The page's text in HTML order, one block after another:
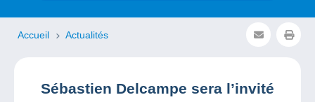
Accueil Actualités
Sébastien Delcampe sera l’invité